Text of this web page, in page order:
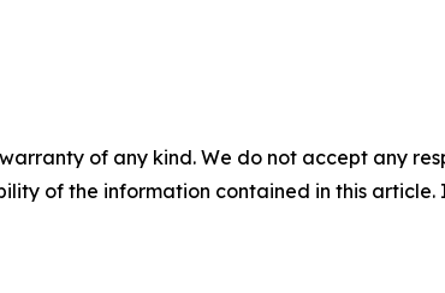
of any kind. We do not accept any
of the information contained in this